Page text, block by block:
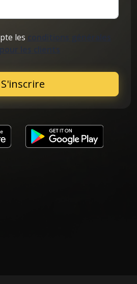
les
conditions générales
S'inscrire